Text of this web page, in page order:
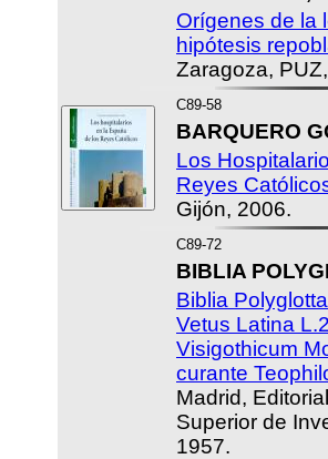
Orígenes de la
hipótesis
Zaragoza,
C89-58
BARQUERO
Los
Reyes
Gijón, 2006.
C89-72
BIBLIA
Biblia
Vetus Latina
Visigothicum
curante
Madrid,
Superior de
1957.